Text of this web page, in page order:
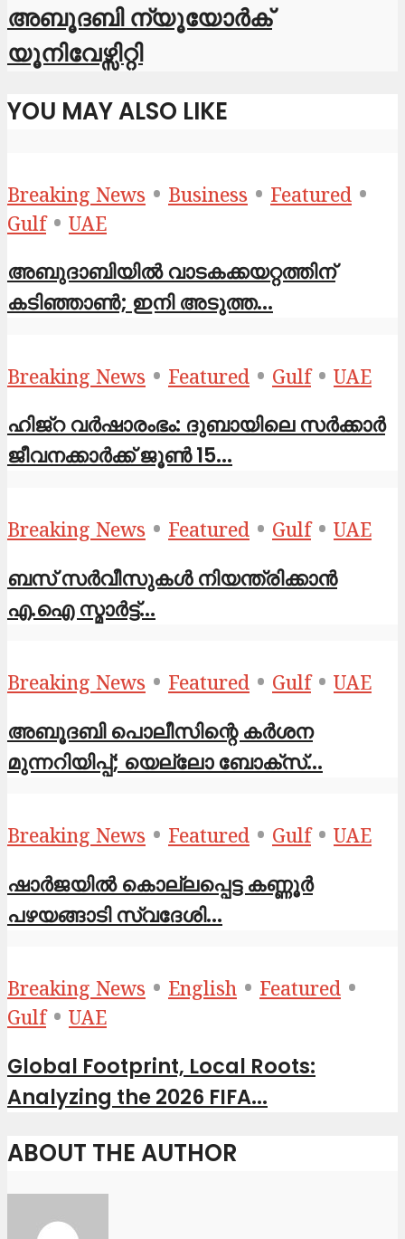
അബൂദബി ന്യൂയോർക്
യൂനിവേഴ്സിറ്റി
YOU MAY ALSO LIKE
Breaking News • Business • Featured •
Gulf • UAE
അബുദാബിയിൽ വാടകക്കയറ്റത്തിന്
കടിഞ്ഞാൺ; ഇനി അടുത്ത...
Breaking News • Featured • Gulf • UAE
ഹിജ്‌റ വർഷാരംഭം: ദുബായിലെ സർക്കാർ
ജീവനക്കാർക്ക് ജൂൺ 15...
Breaking News • Featured • Gulf • UAE
ബസ് സർവീസുകൾ നിയന്ത്രിക്കാൻ
എ.ഐ സ്മാർട്ട്...
Breaking News • Featured • Gulf • UAE
അബൂദബി പൊലീസിന്റെ കർശന
മുന്നറിയിപ്പ്; യെല്ലോ ബോക്സ്...
Breaking News • Featured • Gulf • UAE
ഷാര്‍ജയില്‍ കൊല്ലപ്പെട്ട കണ്ണൂര്‍
പഴയങ്ങാടി സ്വദേശി...
Breaking News • English • Featured •
Gulf • UAE
Global Footprint, Local Roots:
Analyzing the 2026 FIFA...
ABOUT THE AUTHOR